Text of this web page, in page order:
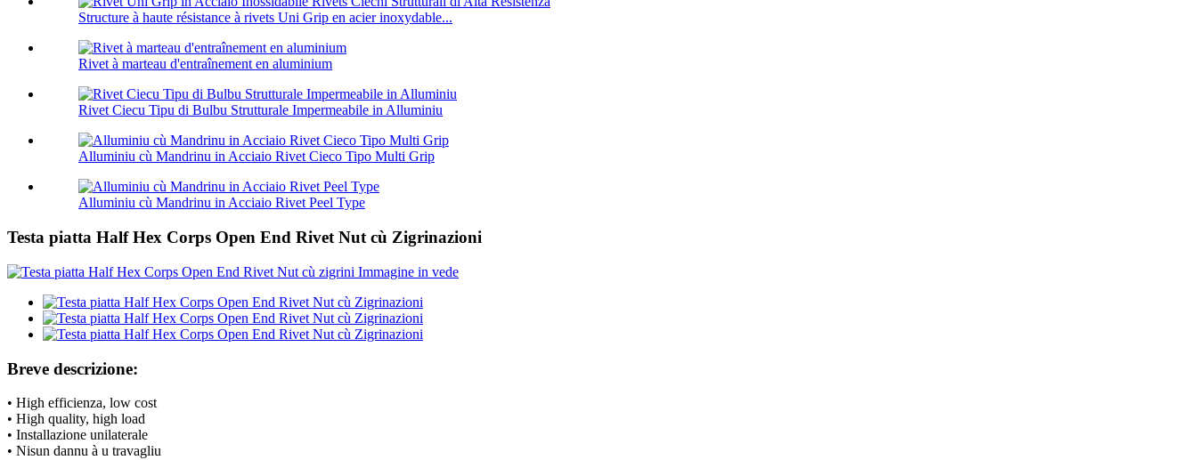
Structure à haute résistance à rivets Uni Grip en acier inoxydable...
Rivet à marteau d'entraînement en aluminium
Rivet Ciecu Tipu di Bulbu Strutturale Impermeabile in Alluminiu
Alluminiu cù Mandrinu in Acciaio Rivet Cieco Tipo Multi Grip
Alluminiu cù Mandrinu in Acciaio Rivet Peel Type
Testa piatta Half Hex Corps Open End Rivet Nut cù Zigrinazioni
Breve descrizione:
• High efficienza, low cost
• High quality, high load
• Installazione unilaterale
• Nisun dannu à u travagliu